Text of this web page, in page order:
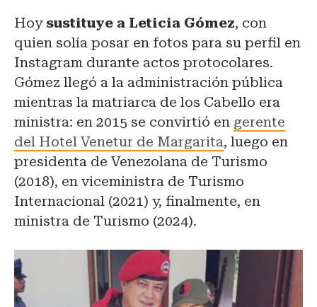
Hoy sustituye a Leticia Gómez, con
quien solía posar en fotos para su perfil en
Instagram durante actos protocolares.
Gómez llegó a la administración pública
mientras la matriarca de los Cabello era
ministra: en 2015 se convirtió en gerente
del Hotel Venetur de Margarita, luego en
presidenta de Venezolana de Turismo
(2018), en viceministra de Turismo
Internacional (2021) y, finalmente, en
ministra de Turismo (2024).